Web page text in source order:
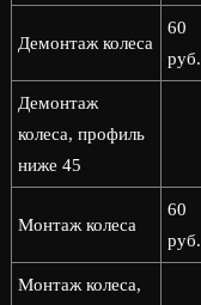
Демонтаж колеса
60
руб.
Демонтаж
колеса, профиль
ниже 45
Монтаж колеса
60
руб.
Монтаж колеса,